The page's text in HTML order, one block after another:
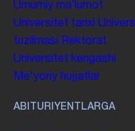
Umumiy maʼlumot
Universitet tarixi
tuzilmasi Rektorat
Universitet kengashi
Me'yoriy hujjatlar
ABITURIYENTLARGA